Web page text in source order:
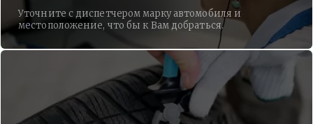
Уточните с диспетчером марку автомобиля и
местоположение, что бы к Вам добраться.